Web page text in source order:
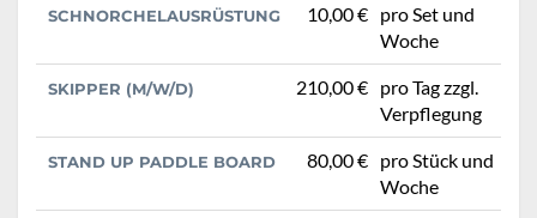
SCHNORCHELAUSRÜSTUNG 10,00 € pro Set und
Woche
SKIPPER (M/W/D) 210,00 € pro Tag zzgl.
Verpflegung
STAND UP PADDLE BOARD 80,00 € pro Stück und
Woche